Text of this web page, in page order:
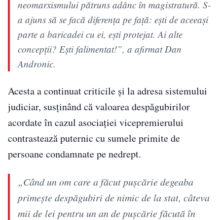
neomarxismului pătruns adânc în magistratură. S-
a ajuns să se facă diferența pe față: ești de aceeași
parte a baricadei cu ei, ești protejat. Ai alte
concepții? Ești falimentat!”, a afirmat Dan
Andronic.
Acesta a continuat criticile și la adresa sistemului
judiciar, susținând că valoarea despăgubirilor
acordate în cazul asociației vicepremierului
contrastează puternic cu sumele primite de
persoane condamnate pe nedrept.
„Când un om care a făcut pușcărie degeaba
primește despăgubiri de nimic de la stat, câteva
mii de lei pentru un an de pușcărie făcută în